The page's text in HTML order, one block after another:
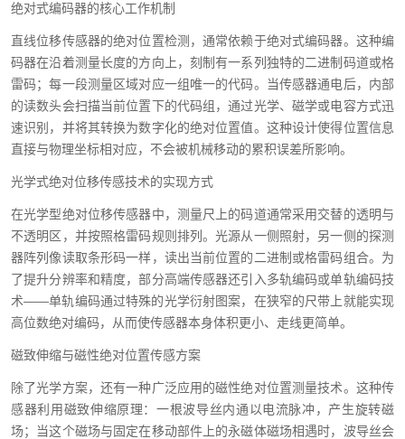
绝对式编码器的核心工作机制
直线位移传感器的绝对位置检测，通常依赖于绝对式编码器。这种编
码器在沿着测量长度的方向上，刻制有一系列独特的二进制码道或格
雷码；每一段测量区域对应一组唯一的代码。当传感器通电后，内部
的读数头会扫描当前位置下的代码组，通过光学、磁学或电容方式迅
速识别，并将其转换为数字化的绝对位置值。这种设计使得位置信息
直接与物理坐标相对应，不会被机械移动的累积误差所影响。
光学式绝对位移传感技术的实现方式
在光学型绝对位移传感器中，测量尺上的码道通常采用交替的透明与
不透明区，并按照格雷码规则排列。光源从一侧照射，另一侧的探测
器阵列像读取条形码一样，读出当前位置的二进制或格雷码组合。为
了提升分辨率和精度，部分高端传感器还引入多轨编码或单轨编码技
术——单轨编码通过特殊的光学衍射图案，在狭窄的尺带上就能实现
高位数绝对编码，从而使传感器本身体积更小、走线更简单。
磁致伸缩与磁性绝对位置传感方案
除了光学方案，还有一种广泛应用的磁性绝对位置测量技术。这种传
感器利用磁致伸缩原理：一根波导丝内通以电流脉冲，产生旋转磁
场；当这个磁场与固定在移动部件上的永磁体磁场相遇时，波导丝会